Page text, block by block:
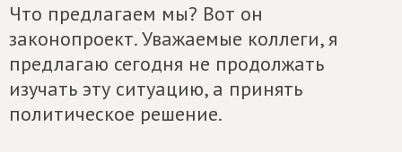
Что предлагаем мы? Вот он
законопроект. Уважаемые коллеги, я
предлагаю сегодня не продолжать
изучать эту ситуацию, а принять
политическое решение.